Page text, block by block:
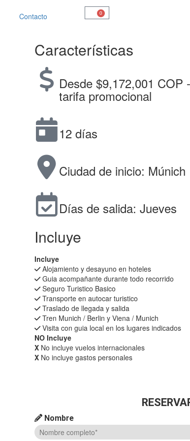
Contacto 0
Características
Desde $9,172,001 COP
tarifa promocional
12 días
Ciudad de inicio: Múnich
Días de salida: Jueves
Incluye
Incluye
Alojamiento y desayuno en hoteles
Guia acompañante durante todo recorrido
Seguro Turistico Basico
Transporte en autocar turistico
Traslado de llegada y salida
Tren Munich / Berlin y Viena / Munich
Visita con guia local en los lugares indicados
NO Incluye
X No incluye vuelos internacionales
X No incluye gastos personales
Nombre